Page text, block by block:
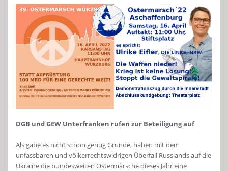
DGB und GEW Unterfranken rufen zur Beteiligung auf
Als gäbe es nicht schon genug Gründe, haben mit dem
unfassbaren und völkerrechtswidrigen Überfall Russlands auf die
Ukraine die bundesweiten Ostermärsche dieses Jahr eine